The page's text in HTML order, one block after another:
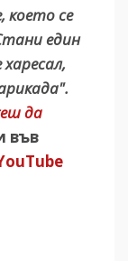
което се
един
да
във